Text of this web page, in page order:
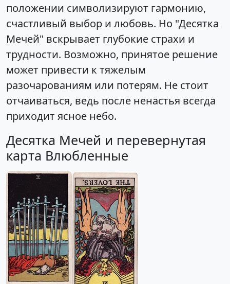
положении символизируют гармонию,
счастливый выбор и любовь. Но "Десятка
Мечей" вскрывает глубокие страхи и
трудности. Возможно, принятое решение
может привести к тяжелым
разочарованиям или потерям. Не стоит
отчаиваться, ведь после ненастья всегда
приходит ясное небо.
Десятка Мечей и перевернутая
карта Влюбленные